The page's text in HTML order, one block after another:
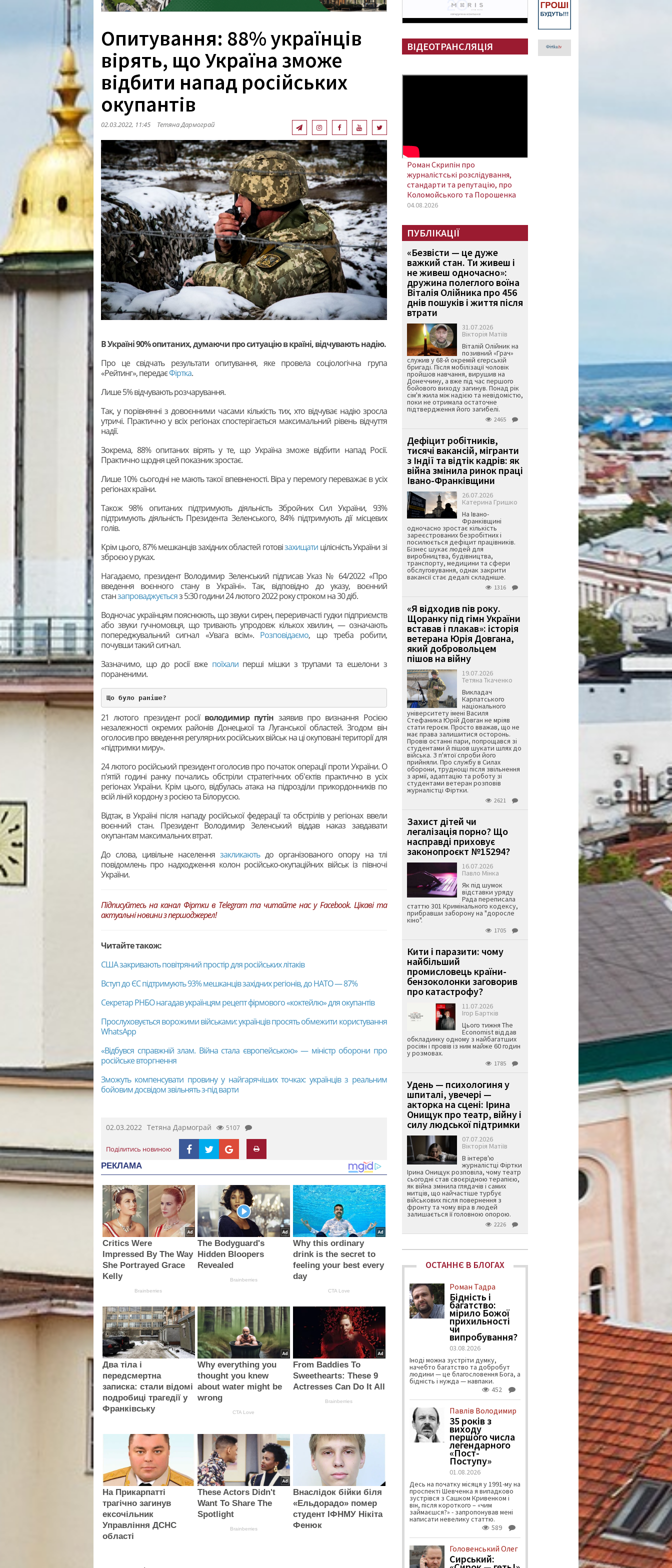
Опитування: 88% українців
вірять, що Україна зможе
відбити напад російських
окупантів
02.03.2022, 11:45 Тетяна Дармограй
В Україні 90% опитаних, думаючи про ситуацію в країні, відчувають надію.
Про це свідчать результати опитування, яке провела соціологічна група
«Рейтинг», передаєФіртка.
Лише 5% відчувають розчарування.
Так, у порівнянні з довоєнними часами кількість тих, хто відчуває надію зросла
утричі. Практично у всіх регіонах спостерігається максимальний рівень відчуття
надії.
Зокрема, 88% опитаних вірять у те, що Україна зможе відбити напад Росії.
Практично щодня цей показник зростає.
Лише 10% сьогодні не мають такої впевненості. Віра у перемогу переважає в усіх
регіонах країни.
Також 98% опитаних підтримують діяльність Збройних Сил України, 93%
підтримують діяльність Президента Зеленського, 84% підтримують дії місцевих
голів.
Крім цього, 87% мешканців західних областей готовізахищати цілісність України зі
зброєю у руках.
Нагадаємо, президент Володимир Зеленський підписав Указ № 64/2022 «Про
введення воєнного стану в Україні». Так, відповідно до указу, воєнний
станзапроваджуєтьсяз 5:30 години 24 лютого 2022 року строком на 30 діб.
Водночас українцям пояснюють, що звуки сирен, переривчасті гудки підприємств
або звуки гучномовця, що тривають упродовж кількох хвилин, — означають
попереджувальний сигнал «Увага всім». Розповідаємо, що треба робити,
почувши такий сигнал.
Зазначимо, що до росії вже поїхалиперші мішки з трупами та ешелони з
пораненими.
Що було раніше?
21 лютого президент росії володимир путін заявив про визнання Росією
незалежності окремих районів Донецької та Луганської областей. Згодом він
оголосив про введення регулярних російських військ на ці окуповані території для
«підтримки миру».
24 лютого російський президент оголосив про початок операції проти України. О
п'ятій годині ранку почались обстріли стратегічних об'єктів практично в усіх
регіонах України. Крім цього, відбулась атака на підрозділи прикордонників по
всій ліній кордону з росією та Білоруссю.
Відтак, в Україні після нападу російської федерації та обстрілів у регіонах ввели
воєнний стан. Президент Володимир Зеленський віддав наказ завдавати
окупантам максимальних втрат.
До слова, цивільне населеннязакликаютьдо організованого опору на тлі
повідомлень про надходження колон російсько-окупаційних військ із півночі
України.
Підписуйтесь на канал Фірткив Telegram та читайте нас у Facebook. Цікаві та
актуальні новини з першоджерел!
Читайте також:
США закривають повітряний простір для російських літаків
Вступ до ЄС підтримують 93% мешканців західних регіонів, до НАТО — 87%
Секретар РНБО нагадав українцям рецепт фірмового «коктейлю» для окупантів
Прослуховується ворожими військами: українців просять обмежити користування
WhatsApp
«Відбувся справжній злам. Війна стала європейською» — міністр оборони про
російське вторгнення
Зможуть компенсувати провину у найгарячіших точках: українців з реальним
бойовим досвідом звільнять з-під варти
02.03.2022 Тетяна Дармограй 5107
Поділитись новиною
РЕКЛАМА
Critics Were
Impressed By The Way
She Portrayed Grace
Kelly
Brainberries
The Bodyguard's
Hidden Bloopers
Revealed
Brainberries
Why this ordinary
drink is the secret to
feeling your best every
day
CTA Love
Два тіла і
передсмертна
записка: стали відомі
подробиці трагедії у
Франківську
Why everything you
thought you knew
about water might be
wrong
CTA Love
From Baddies To
Sweethearts: These 9
Actresses Can Do It All
Brainberries
На Прикарпатті
трагічно загинув
ексочільник
Управління ДСНС
області
These Actors Didn't
Want To Share The
Spotlight
Brainberries
Внаслідок бійки біля
«Ельдорадо» помер
студент ІФНМУ Нікіта
Фенюк
ВІДЕОТРАНСЛЯЦІЯ
Роман Скрипін про
журналістські розслідування,
стандарти та репутацію, про
Коломойського та Порошенка
04.08.2026
ПУБЛІКАЦІЇ
«Безвісти — це дуже
важкий стан. Ти живеш і
не живеш одночасно»:
дружина полеглого воїна
Віталія Олійника про 456
днів пошуків і життя після
втрати
31.07.2026
Вікторія Матіїв
Віталій Олійник на
позивний «Грач»
служив у 68-й окремій єгерській
бригаді. Після мобілізації чоловік
пройшов навчання, вирушив на
Донеччину, а вже під час першого
бойового виходу загинув. Понад рік
сім'я жила між надією та невідомістю,
поки не отримала остаточне
підтвердження його загибелі.
2465
Дефіцит робітників,
тисячі вакансій, мігранти
з Індії та відтік кадрів: як
війна змінила ринок праці
Івано-Франківщини
26.07.2026
Катерина Гришко
На Івано-
Франківщині
одночасно зростає кількість
зареєстрованих безробітних і
посилюється дефіцит працівників.
Бізнес шукає людей для
виробництва, будівництва,
транспорту, медицини та сфери
обслуговування, однак закрити
вакансії стає дедалі складніше.
1316
«Я відходив пів року.
Щоранку під гімн України
вставав і плакав»: історія
ветерана Юрія Довгана,
який добровольцем
пішов на війну
19.07.2026
Тетяна Ткаченко
Викладач
Карпатського
національного
університету імені Василя
Стефаника Юрій Довган не мріяв
стати героєм. Просто вважав, що не
має права залишитися осторонь.
Провів останні пари, попрощався зі
студентами й пішов шукати шлях до
війська. З п'ятої спроби його
прийняли. Про службу в Силах
оборони, труднощі після звільнення
з армії, адаптацію та роботу зі
студентами ветеран розповів
журналістці Фіртки.
2621
Захист дітей чи
легалізація порно? Що
насправді приховує
законопроєкт №15294?
16.07.2026
Павло Мінка
Як під шумок
відставки уряду
Рада переписала
статтю 301 Кримінального кодексу,
прибравши заборону на "доросле
кіно".
1705
Кити і паразити: чому
найбільший
промисловець країни-
бензоколонки заговорив
про катастрофу?
11.07.2026
Ігор Бартків
Цього тижня The
Economist віддав
обкладинку одному з найбагатших
росіян і провів із ним майже 60 годин
у розмовах.
1785
Удень — психологиня у
шпиталі, увечері —
акторка на сцені: Ірина
Онищук про театр, війну і
силу людської підтримки
07.07.2026
Вікторія Матіїв
В інтерв'ю
журналістці Фіртки
Ірина Онищук розповіла, чому театр
сьогодні став своєрідною терапією,
як війна змінила глядачів і самих
митців, що найчастіше турбує
військових після повернення з
фронту та чому віра в людей
залишається її головною опорою.
2226
ОСТАННЄ В БЛОГАХ
Роман Тадра
Бідність і
багатство:
мірило Божої
прихильності
чи
випробування?
03.08.2026
Іноді можна зустріти думку,
начебто багатство та добробут
людини — це благословення Бога, а
бідність і нужда — навпаки.
452
Павлів Володимир
35 років з
виходу
першого числа
легендарного
«Пост-
Поступу»
01.08.2026
Десь на початку місяця у 1991-му на
проспекті Шевченка я випадково
зустрівся з Сашком Кривенком і
він, після короткого – «чим
займаєшся?» - запропонував мені
написати невелику статтю.
589
Головенський Олег
Сирський: